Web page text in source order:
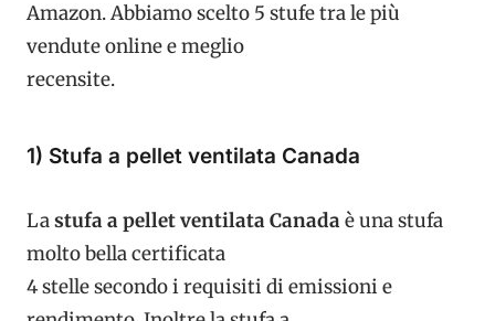
Amazon. Abbiamo scelto 5 stufe tra le più
vendute online e meglio
recensite.
1) Stufa a pellet ventilata Canada
Lastufa a pellet ventilata Canadaè una stufa
molto bella certificata
4 stelle secondo i requisiti di emissioni e